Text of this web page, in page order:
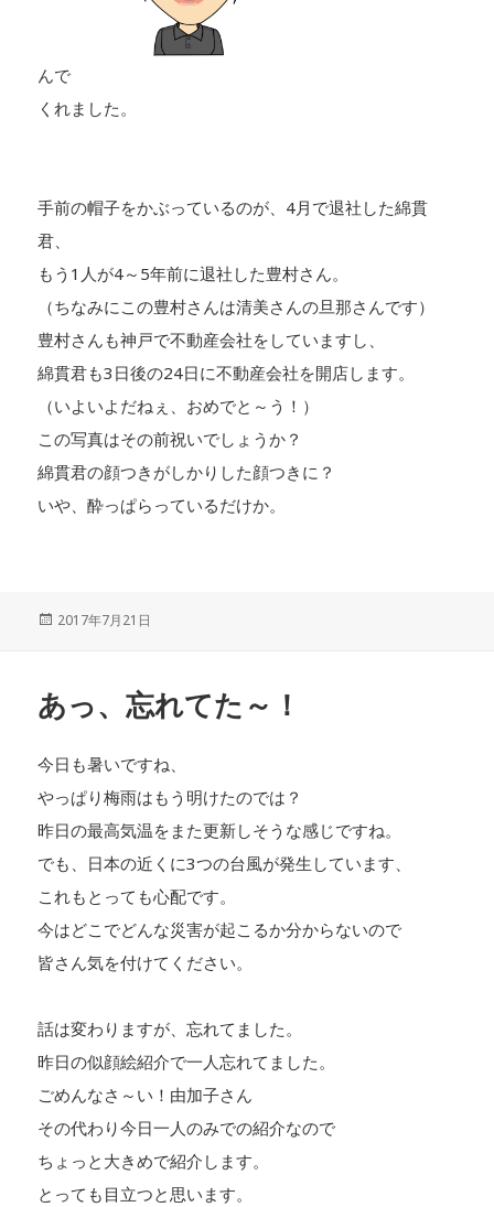
んで
くれました。
手前の帽子をかぶっているのが、4月で退社した綿貫
君、
もう1人が4～5年前に退社した豊村さん。
（ちなみにこの豊村さんは清美さんの旦那さんです）
豊村さんも神戸で不動産会社をしていますし、
綿貫君も3日後の24日に不動産会社を開店します。
（いよいよだねぇ、おめでと～う！）
この写真はその前祝いでしょうか？
綿貫君の顔つきがしかりした顔つきに？
いや、酔っぱらっているだけか。
投
2017年7月21日
あっ、忘れてた～！
今日も暑いですね、
やっぱり梅雨はもう明けたのでは？
昨日の最高気温をまた更新しそうな感じですね。
でも、日本の近くに3つの台風が発生しています、
これもとっても心配です。
今はどこでどんな災害が起こるか分からないので
皆さん気を付けてください。
話は変わりますが、忘れてました。
昨日の似顔絵紹介で一人忘れてました。
ごめんなさ～い！由加子さん
その代わり今日一人のみでの紹介なので
ちょっと大きめで紹介します。
とっても目立つと思います。